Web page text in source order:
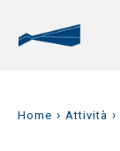
Home › Attività ›